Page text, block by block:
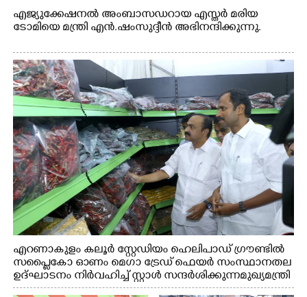
എജ്യുക്കേഷനൽ അംബാസഡറായ എസ്തർ മരിയ
ടോമിയെ മന്ത്രി എൻ.ഷംസുദ്ദീൻ അഭിനന്ദിക്കുന്നു.
എറണാകുളം കലൂർ സ്റ്റേഡിയം ഹെലിപാഡ് ഗ്രൗണ്ടിൽ
സപ്ളൈകോ ഓണം മെഗാ ട്രേഡ് ഫെയർ സംസ്ഥാനതല
ഉദ്ഘാടനം നിർവഹിച്ച് സ്റ്റാൾ സന്ദർശിക്കുന്ന മുഖ്യമന്ത്രി
വി.ഡി. സതീശൻ. മന്ത്രി അനൂപ് ജേക്കബ് സമീപം